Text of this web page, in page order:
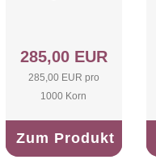
285,00 EUR
285,00 EUR pro
1000 Korn
Zum Produkt